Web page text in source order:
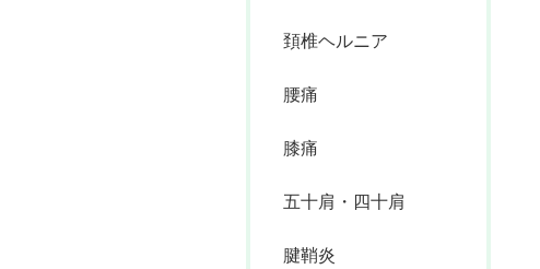
頚椎ヘルニア
腰痛
膝痛
五十肩・四十肩
腱鞘炎